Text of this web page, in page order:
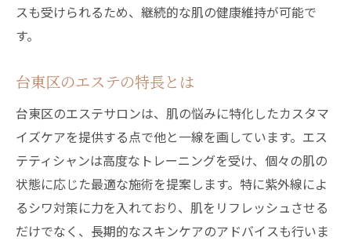
駅近サロンの利便性と快適さ
紫外線対策としてのエステの役割
エステ後のアフターケアの重要性
プロのケアでシワを撃退！台東区のフェイシャ
ルエステの秘密に迫る
プロの手で実現する美肌
フェイシャルエステの秘密
スも受けられるため、継続的な肌の健康維持が可能で
す。
台東区のエステの特長とは
台東区のエステサロンは、肌の悩みに特化したカスタマ
イズケアを提供する点で他と一線を画しています。エス
テティシャンは高度なトレーニングを受け、個々の肌の
状態に応じた最適な施術を提案します。特に紫外線によ
るシワ対策に力を入れており、肌をリフレッシュさせる
だけでなく、長期的なスキンケアのアドバイスも行いま